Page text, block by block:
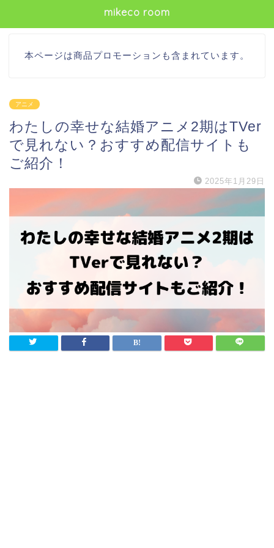
mikeco room
本ページは商品プロモーションも含まれています。
アニメ
わたしの幸せな結婚アニメ2期はTVer
で見れない？おすすめ配信サイトも
ご紹介！
2025年1月29日